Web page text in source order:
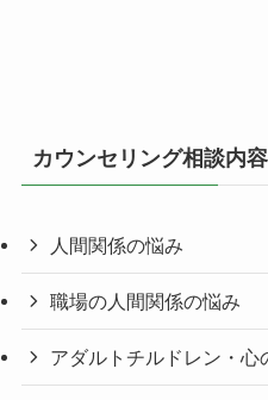
カウンセリング相談内容
人間関係の悩み
職場の人間関係の悩み
アダルトチルドレン・心